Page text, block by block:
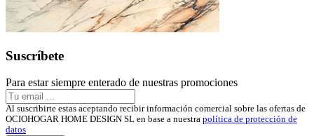
Suscríbete
Para estar siempre enterado de nuestras promociones
Al suscribirte estas aceptando recibir información comercial sobre las ofertas de
OCIOHOGAR HOME DESIGN SL en base a nuestra política de protección de
datos